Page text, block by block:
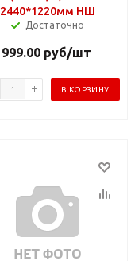
2440*1220мм НШ
Достаточно
999.00руб/шт
В КОРЗИНУ